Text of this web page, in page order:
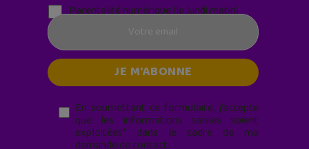
Parentalité numérique (le lundi matin)
En soumettant ce formulaire, j’accepte
que les informations saisies soient
exploitées* dans le cadre de ma
demande de contact.